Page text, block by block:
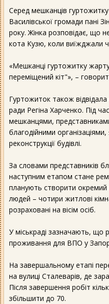
Серед мешканців
Василівської громади пані
року. Жінка розповідає, що
кота Кузю, коли виїжджали
«Мешканці гуртожитку
переміщений кіт"», –
Гуртожиток також відвідала
ради Регіна Харченко. Під
мешканцями,
благодійними
реконструкції будівлі.
За словами представників
наступним етапом стане
планують створити окремий
людей – чотири житлові
розраховані на вісім осіб.
У міськраді зазначають, що
проживання для ВПО у
На завершальному етапі
на вулиці Сталеварів, де
Після завершення робіт
збільшити до 70.